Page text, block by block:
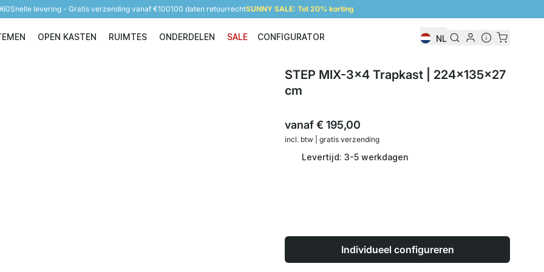
Snelle levering - Gratis verzending vanaf €100100 daten retourrechtSUNNY SALE: Tot 20% korting
Opbergsystemen
OPEN KASTEN
Open Kasten
RUIMTES
Ruimtes
ONDERDELEN
Onderdelen
SALE CONFIGURATOR NL
STEP MIX-3x4 Trapkast | 224x135x27
cm
vanaf€ 195,00
incl. btw | gratis verzending
Levertijd: 3-5 werkdagen
Individueel configureren